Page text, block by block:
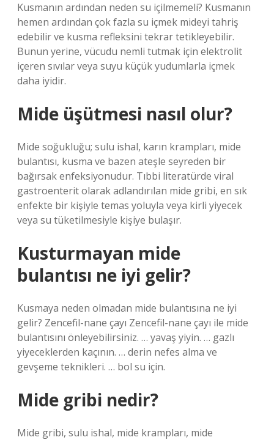
Kusmanın ardından neden su içilmemeli? Kusmanın
hemen ardından çok fazla su içmek mideyi tahriş
edebilir ve kusma refleksini tekrar tetikleyebilir.
Bunun yerine, vücudu nemli tutmak için elektrolit
içeren sıvılar veya suyu küçük yudumlarla içmek
daha iyidir.
Mide üşütmesi nasıl olur?
Mide soğukluğu; sulu ishal, karın krampları, mide
bulantısı, kusma ve bazen ateşle seyreden bir
bağırsak enfeksiyonudur. Tıbbi literatürde viral
gastroenterit olarak adlandırılan mide gribi, en sık
enfekte bir kişiyle temas yoluyla veya kirli yiyecek
veya su tüketilmesiyle kişiye bulaşır.
Kusturmayan mide
bulantısı ne iyi gelir?
Kusmaya neden olmadan mide bulantısına ne iyi
gelir? Zencefil-nane çayı Zencefil-nane çayı ile mide
bulantısını önleyebilirsiniz. … yavaş yiyin. … gazlı
yiyeceklerden kaçının. … derin nefes alma ve
gevşeme teknikleri. … bol su için.
Mide gribi nedir?
Mide gribi, sulu ishal, mide krampları, mide